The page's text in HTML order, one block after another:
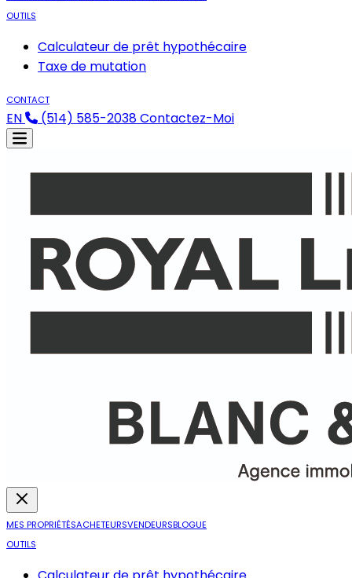
OUTILS
Calculateur de prêt hypothécaire
Taxe de mutation
CONTACT
EN (514) 585-2038Contactez-Moi
MES PROPRIÉTÉSACHETEURSVENDEURSBLOGUE
OUTILS